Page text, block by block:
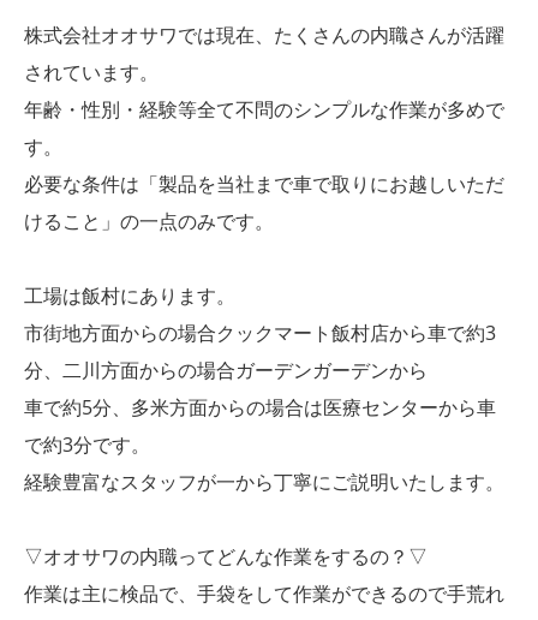
株式会社オオサワでは現在、たくさんの内職さんが活躍
されています。
年齢・性別・経験等全て不問のシンプルな作業が多めで
す。
必要な条件は「製品を当社まで車で取りにお越しいただ
けること」の一点のみです。
工場は飯村にあります。
市街地方面からの場合クックマート飯村店から車で約3
分、二川方面からの場合ガーデンガーデンから
車で約5分、多米方面からの場合は医療センターから車
で約3分です。
経験豊富なスタッフが一から丁寧にご説明いたします。
▽オオサワの内職ってどんな作業をするの？▽
作業は主に検品で、手袋をして作業ができるので手荒れ